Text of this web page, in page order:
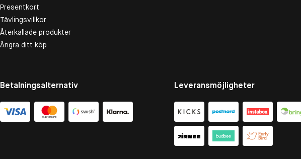
Presentkort
Tävlingsvillkor
Återkallade produkter
Ångra ditt köp
Betalningsalternativ Leveransmöjligheter